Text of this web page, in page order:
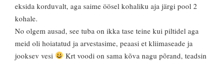
eksida korduvalt, aga saime öösel kohaliku aja järgi pool 2
kohale.
No olgem ausad, see tuba on ikka tase teine kui piltidel aga
meid oli hoiatatud ja arvestasime, peaasi et kliimaseade ja
jooksev vesi
Krt voodi on sama kõva nagu põrand, teadsin